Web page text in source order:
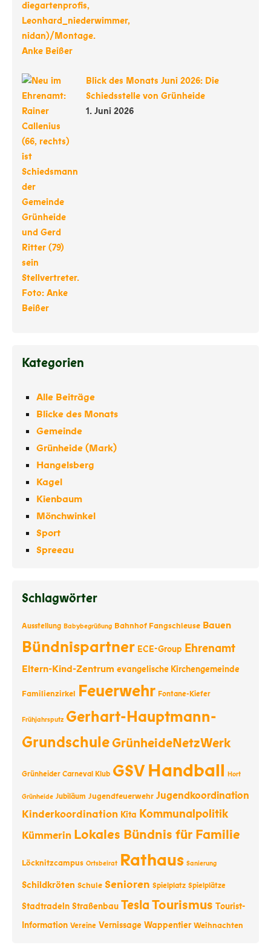
Blick des Monats Juni 2026: Die
Schiedsstelle von Grünheide
1. Juni 2026
Kategorien
Alle Beiträge
Blicke des Monats
Gemeinde
Grünheide (Mark)
Hangelsberg
Kagel
Kienbaum
Mönchwinkel
Sport
Spreeau
Schlagwörter
Ausstellung Babybegrüßung Bahnhof Fangschleuse Bauen
Bündnispartner ECE-Group Ehrenamt
Eltern-Kind-Zentrum evangelische Kirchengemeinde
Familienzirkel Feuerwehr Fontane-Kiefer
Frühjahrsputz Gerhart-Hauptmann-
GrundschuleGrünheideNetzWerk
Grünheider Carneval Klub GSVHandball Hort
Grünheide Jubiläum Jugendfeuerwehr Jugendkoordination
Kinderkoordination Kita Kommunalpolitik
Kümmerin Lokales Bündnis für Familie
Löcknitzcampus Ortsbeirat Rathaus Sanierung
Schildkröten Schule Senioren Spielplatz Spielplätze
Stadtradeln Straßenbau TeslaTourismus Tourist-
Information Vereine Vernissage Wappentier Weihnachten